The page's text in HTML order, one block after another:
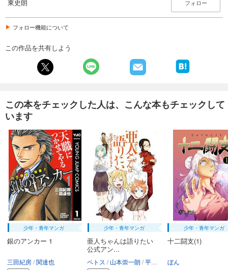
東史朗 フォロー
フォロー機能について
この作品を共有しよう
この本をチェックした人は、こんな本もチェックして
います
少年・青年マンガ
銀のアンカー 1
三田紀房 関達也
少年・青年マンガ
亜人ちゃんは語りたい
公式アン...
ペトス 山本崇一朗 平本アキラ
少年・青年マンガ
十二闘支(1)
ぼん